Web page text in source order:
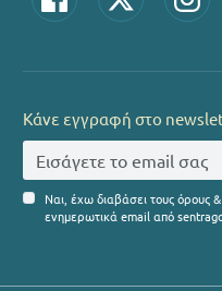
Κάνε εγγραφή στο
Ναι, έχω διαβάσει τους όρους
ενημερωτικά email από